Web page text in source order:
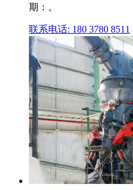
期：。
联系电话: 180 3780 8511